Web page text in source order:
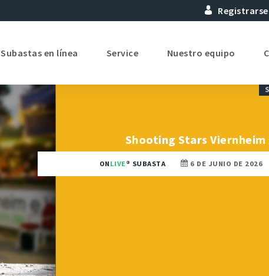
Registrarse
Subastas en línea Service Nuestro equipo
Shooting Stars Viernheim
ON LIVE SUBASTA 6 DE JUNIO DE 2026